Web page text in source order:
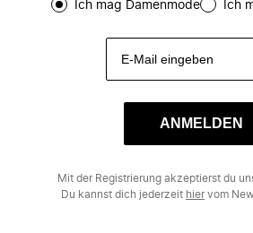
Ich mag Damenmode Ich
ANMELDEN
Mit der Registrierung akzeptierst du
Du kannst dich jederzeit hiervom